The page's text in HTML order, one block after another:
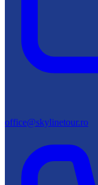
office@skylinetour.ro